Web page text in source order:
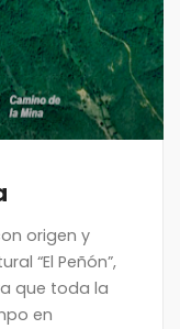
origen y
“El Peñón”,
que toda la
en